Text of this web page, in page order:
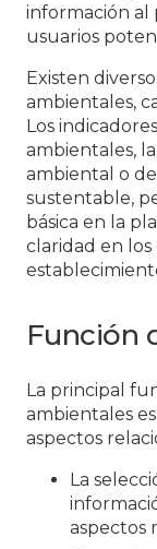
información al
usuarios
Existen
ambientales,
Los
ambientales,
ambiental o
sustentable,
básica en la
claridad en los
Función
La principal
ambientales
aspectos
La
aspectos